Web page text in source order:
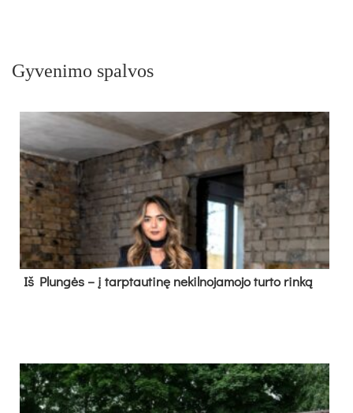
Gyvenimo spalvos
Iš Plungės – į tarptautinę nekilnojamojo turto rinką